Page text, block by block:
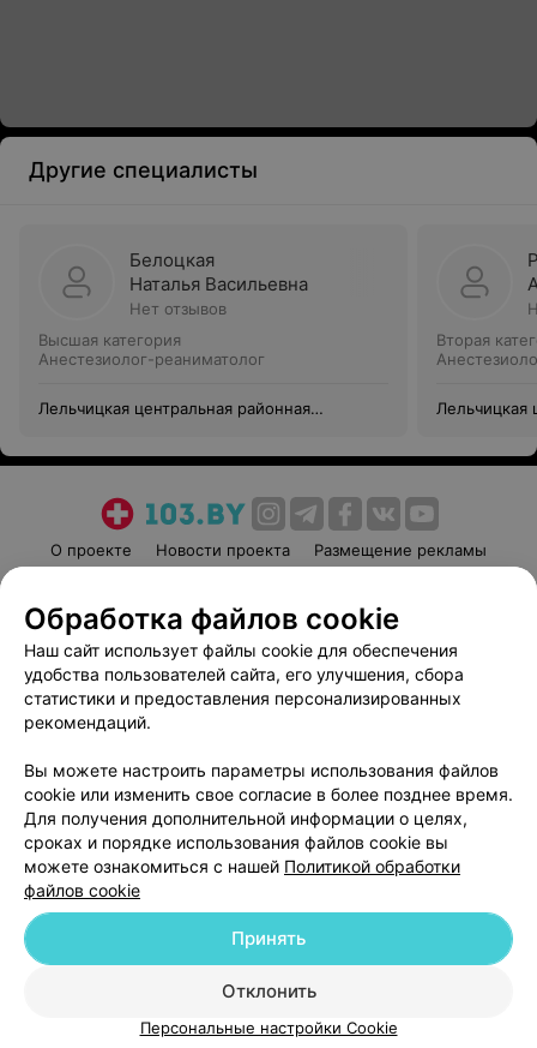
Другие специалисты
Белоцкая
Наталья Васильевна
Нет отзывов
Высшая категория
Анестезиолог-реаниматолог
Лельчицкая центральная районная
Вторая
Лельчицкая
О проекте Новости проекта
Размещение рекламы
Пользовательское соглашение
Способы оплаты
Вакансии
Партнеры
Написать руководителю 103.by
Обработка персональных данных
© 2026 ООО «Артокс Лаб», УНП 191700409
| 220012, Республика Беларусь,
Служба поддержки +375 291212755
Обработка файлов cookie
Наш сайт использует файлы cookie для обеспечения
удобства пользователей сайта, его улучшения, сбора
статистики и предоставления персонализированных
рекомендаций.
Вы можете настроить параметры использования файлов
cookie или изменить свое согласие в более позднее время.
Для получения дополнительной информации о целях,
сроках и порядке использования файлов cookie вы
можете ознакомиться с нашей Политикой обработки
файлов cookie
Отклонить
Принять
Персональные настройки Cookie